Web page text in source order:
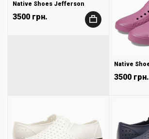
Native Shoes Jefferson
3500 грн. +
3500 грн.